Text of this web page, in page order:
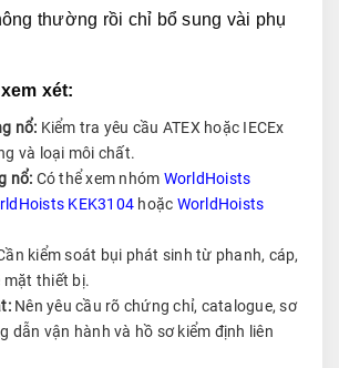
thường rồi chỉ bổ sung vài phụ
xét:
nổ: Kiểm tra yêu cầu ATEX hoặc IECEx
và loại môi chất.
nổ: Có thể xem nhóm WorldHoists
KEK3104 hoặc WorldHoists
kiểm soát bụi phát sinh từ phanh, cáp,
mặt thiết bị.
Nên yêu cầu rõ chứng chỉ, catalogue, sơ
dẫn vận hành và hồ sơ kiểm định liên